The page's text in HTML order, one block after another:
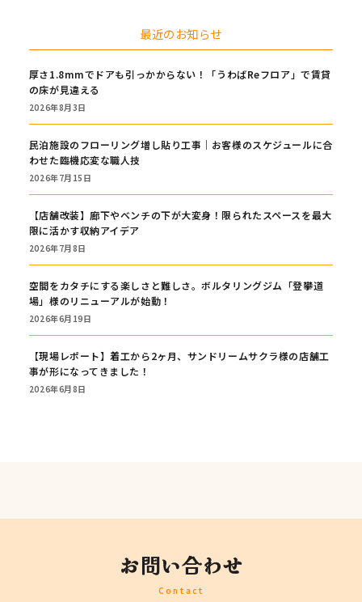
最近のお知らせ
厚さ1.8mmでドアも引っかからない！「うわばReフロア」で賃貸
の床が見違える
2026年8月3日
民泊施設のフローリング増し貼り工事｜お客様のスケジュールに合
わせた臨機応変な職人技
2026年7月15日
【店舗改装】廊下やベンチの下が大変身！限られたスペースを最大
限に活かす収納アイデア
2026年7月8日
空間をカタチにする楽しさと難しさ。ボルタリングジム「登攀道
場」様のリニューアルが始動！
2026年6月19日
【現場レポート】着工から2ヶ月、サンドリームサクラ様の店舗工
事が形になってきました！
2026年6月8日
お問い合わせ
Contact